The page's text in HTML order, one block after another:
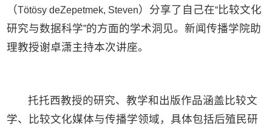
（Tötösy deZepetmek, Steven）分享了自己在“比较文化
研究与数据科学”的方面的学术洞见。新闻传播学院助
理教授谢卓潇主持本次讲座。
托托西教授的研究、教学和出版作品涵盖比较文
学、比较文化媒体与传播学领域，具体包括后殖民研